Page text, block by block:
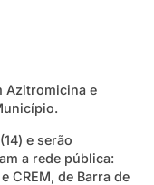
Azitromicina e
e serão
a rede pública:
CREM, de Barra de